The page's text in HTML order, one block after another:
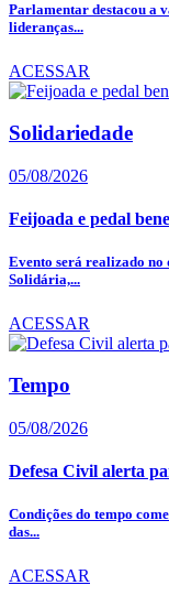
Parlamentar destacou a
lideranças...
ACESSAR
Solidariedade
05/08/2026
Feijoada e pedal
Evento será realizado no
Solidária,...
ACESSAR
Tempo
05/08/2026
Defesa Civil alerta
Condições do tempo
das...
ACESSAR